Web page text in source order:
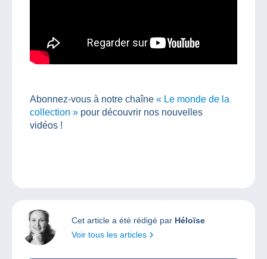
Abonnez-vous à notre chaîne « Le monde de la
collection » pour découvrir nos nouvelles
vidéos !
Cet article a été rédigé par Héloïse
Voir tous les articles